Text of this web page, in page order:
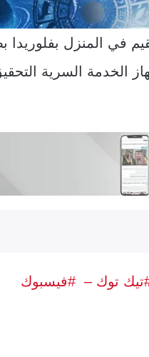
في المنزل بفلوريدا
الخدمة السرية
توك – #فيسبوك